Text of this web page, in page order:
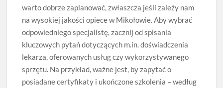
warto dobrze zaplanować, zwłaszcza jeśli zależy nam
na wysokiej jakości opiece w Mikołowie. Aby wybrać
odpowiedniego specjalistę, zacznij od spisania
kluczowych pytań dotyczących m.in. doświadczenia
lekarza, oferowanych usług czy wykorzystywanego
sprzętu. Na przykład, ważne jest, by zapytać o
posiadane certyfikaty i ukończone szkolenia – według